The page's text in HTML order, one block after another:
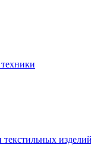
текстильных изделий